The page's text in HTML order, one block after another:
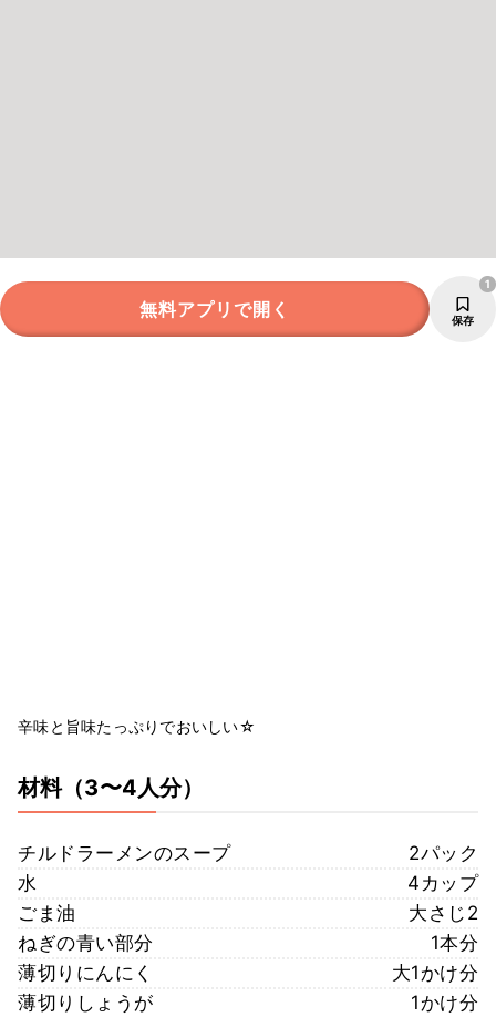
無料アプリで開く 保存
1
辛味と旨味たっぷりでおいしい☆
材料（3〜4人分）
チルドラーメンのスープ
2パック
水
4カップ
ごま油
大さじ2
ねぎの青い部分
1本分
薄切りにんにく
大1かけ分
薄切りしょうが
1かけ分